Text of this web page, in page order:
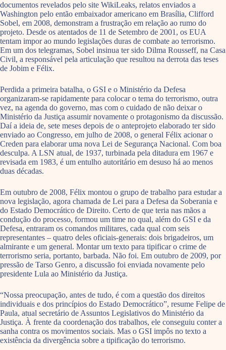
documentos revelados pelo site WikiLeaks, relatos enviados a
Washington pelo então embaixador americano em Brasília, Clifford
Sobel, em 2008, demonstram a frustração em relação ao rumo do
projeto. Desde os atentados de 11 de Setembro de 2001, os EUA
tentam impor ao mundo legislações duras de combate ao terrorismo.
Em um dos telegramas, Sobel insinua ter sido Dilma Rousseff, na Casa
Civil, a responsável pela articulação que resultou na derrota das teses
de Jobim e Félix.
Perdida a primeira batalha, o GSI e o Ministério da Defesa
organizaram-se rapidamente para colocar o tema do terrorismo, outra
vez, na agenda do governo, mas com o cuidado de não deixar o
Ministério da Justiça assumir novamente o protagonismo da discussão.
Daí a ideia de, sete meses depois de o anteprojeto elaborado ter sido
enviado ao Congresso, em julho de 2008, o general Félix acionar o
Creden para elaborar uma nova Lei de Segurança Nacional. Com boa
desculpa. A LSN atual, de 1937, turbinada pela ditadura em 1967 e
revisada em 1983, é um entulho autoritário em desuso há ao menos
duas décadas.
Em outubro de 2008, Félix montou o grupo de trabalho para estudar a
nova legislação, agora chamada de Lei para a Defesa da Soberania e
do Estado Democrático de Direito. Certo de que teria nas mãos a
condução do processo, formou um time no qual, além do GSI e da
Defesa, entraram os comandos militares, cada qual com seis
representantes – quatro deles oficiais-generais: dois brigadeiros, um
almirante e um general. Montar um texto para tipificar o crime de
terrorismo seria, portanto, barbada. Não foi. Em outubro de 2009, por
pressão de Tarso Genro, a discussão foi enviada novamente pelo
presidente Lula ao Ministério da Justiça.
“Nossa preocupação, antes de tudo, é com a questão dos direitos
individuais e dos princípios do Estado Democrático”, resume Felipe de
Paula, atual secretário de Assuntos Legislativos do Ministério da
Justiça. À frente da coordenação dos trabalhos, ele conseguiu conter a
sanha contra os movimentos sociais. Mas o GSI impôs no texto a
existência da divergência sobre a tipificação do terrorismo.